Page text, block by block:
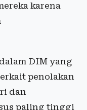
karena
DIM yang
penolakan
dan
paling tinggi